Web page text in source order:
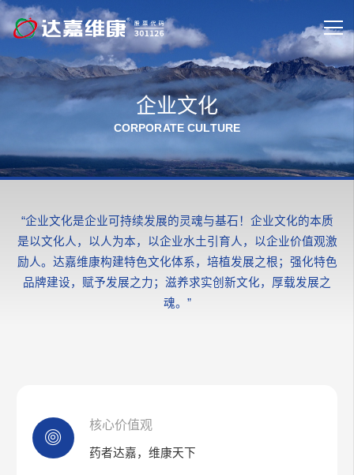
企业文化
CORPORATE CULTURE
“企业文化是企业可持续发展的灵魂与基石！企业文化的本质
是以文化人，以人为本，以企业水土引育人，以企业价值观激
励人。达嘉维康构建特色文化体系，培植发展之根；强化特色
品牌建设，赋予发展之力；滋养求实创新文化，厚载发展之
魂。”
核心价值观
药者达嘉，维康天下